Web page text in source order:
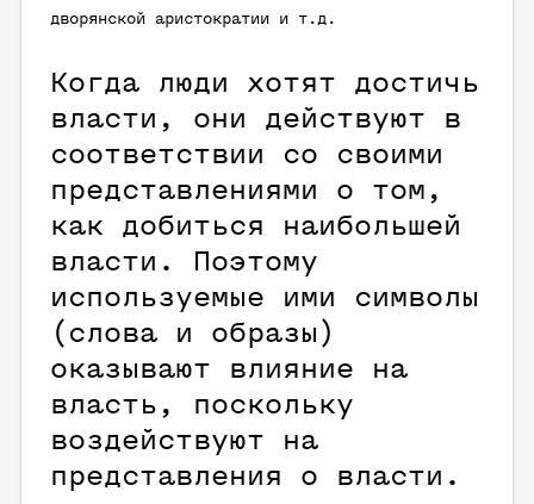
дворянской аристократии и т.д.
Когда люди хотят достичь
власти, они действуют в
соответствии со своими
представлениями о том,
как добиться наибольшей
власти. Поэтому
используемые ими символы
(слова и образы)
оказывают влияние на
власть, поскольку
воздействуют на
представления о власти.